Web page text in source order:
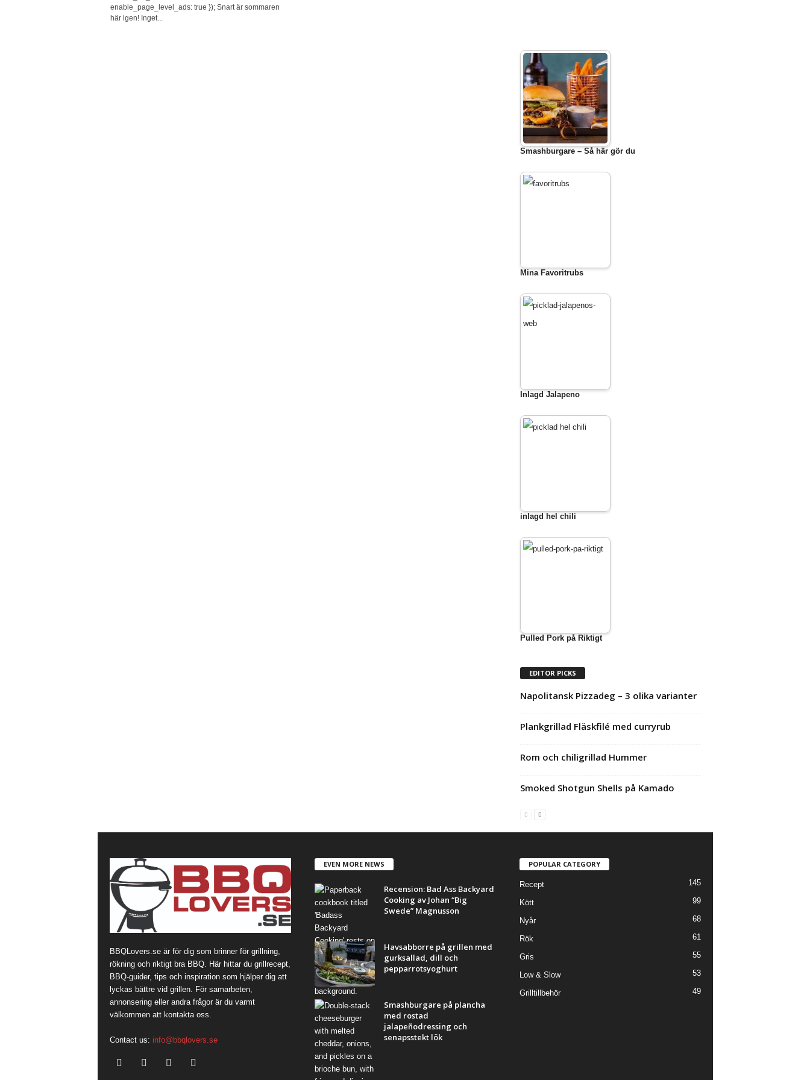
enable_page_level_ads: true }); Snart är sommaren
här igen! Inget...
Smashburgare – Så här gör du
Mina Favoritrubs
Inlagd Jalapeno
inlagd hel chili
Pulled Pork på Riktigt
EDITOR PICKS
Napolitansk Pizzadeg – 3 olika varianter
Plankgrillad Fläskfilé med curryrub
Rom och chiligrillad Hummer
Smoked Shotgun Shells på Kamado
BBQLovers.se är för dig som brinner för grillning,
rökning och riktigt bra BBQ. Här hittar du grillrecept,
BBQ-guider, tips och inspiration som hjälper dig att
lyckas bättre vid grillen. För samarbeten,
annonsering eller andra frågor är du varmt
välkommen att kontakta oss.
Contact us: info@bbqlovers.se
EVEN MORE NEWS
Recension: Bad Ass Backyard
Cooking av Johan “Big
Swede” Magnusson
Havsabborre på grillen med
gurksallad, dill och
pepparrotsyoghurt
Smashburgare på plancha
med rostad
jalapeñodressing och
senapsstekt lök
POPULAR CATEGORY
Recept 145
Kött 99
Nyår 68
Rök 61
Gris 55
Low & Slow 53
Grilltillbehör 49